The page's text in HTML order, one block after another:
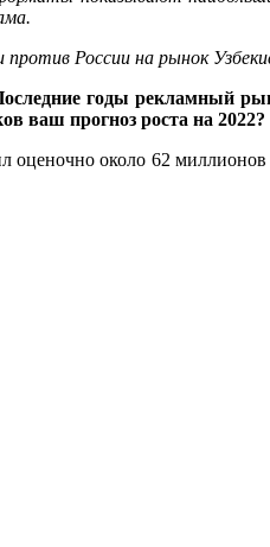
России на рынок
годы рекламный
ваш прогноз роста на 2022?
около 62